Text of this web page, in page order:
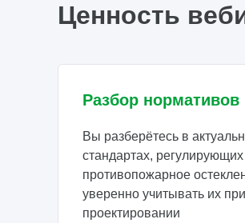
Ценность
Разбор нормативов
Вы разберётесь в
стандартах, регулирующих
противопожарное
уверенно учитывать их при
проектировании